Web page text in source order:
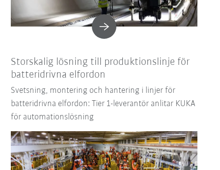
Storskalig lösning till produktionslinje för
batteridrivna elfordon
Svetsning, montering och hantering i linjer för
batteridrivna elfordon: Tier 1-leverantör anlitar KUKA
för automationslösning